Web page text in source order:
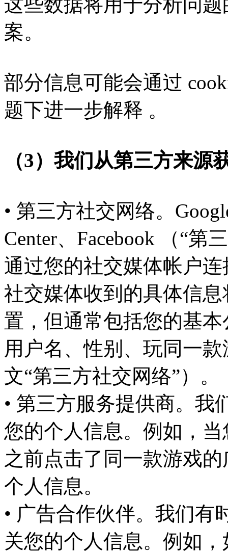
这些数据将用于分析问
案。
部分信息可能会通过
题下进一步解释 。
（3）我们从第三方来源
• 第三方社交网络。
Center、Facebook （“第
通过您的社交媒体帐户
社交媒体收到的具体信
置，但通常包括您的基
用户名、性别、玩同一
文“第三方社交网络”）。
• 第三方服务提供商。我
您的个人信息。例如，
之前点击了同一款游戏
个人信息。
• 广告合作伙伴。我们有
关您的个人信息。例如